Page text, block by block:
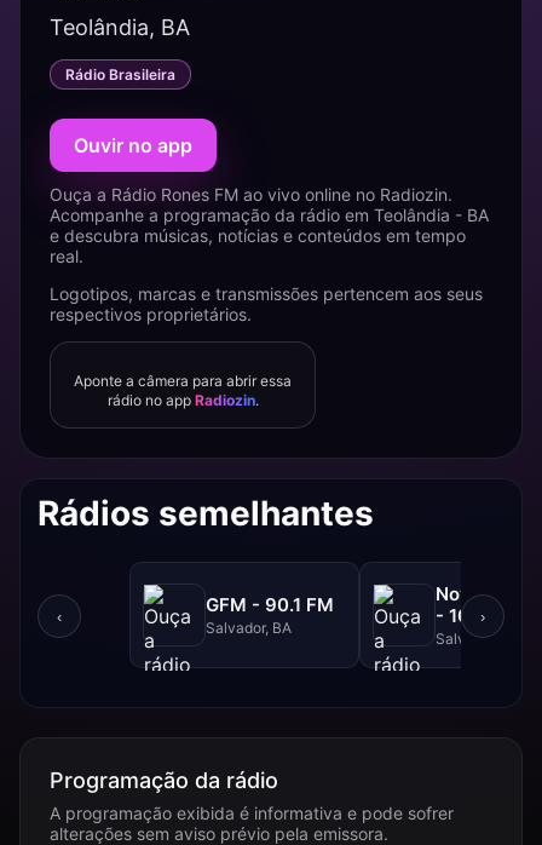
Teolândia, BA
Rádio Brasileira
Ouvir no app
Ouça a Rádio Rones FM ao vivo online no Radiozin.
Acompanhe a programação da rádio em Teolândia - BA
e descubra músicas, notícias e conteúdos em tempo
real.
Logotipos, marcas e transmissões pertencem aos seus
respectivos proprietários.
Aponte a câmera para abrir essa
rádio no app Radiozin.
Rádios semelhantes
‹
GFM - 90.1 FM
Salvador, BA
NovaBrasil
- 104.7 FM
Salvador, BA
›
Programação da rádio
A programação exibida é informativa e pode sofrer
alterações sem aviso prévio pela emissora.